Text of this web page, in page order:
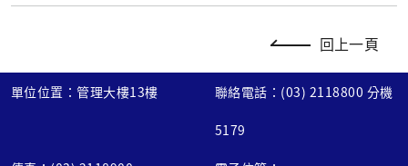
回上一頁
單位位置：管理大樓13樓 聯絡電話：(03) 2118800 分機
5179